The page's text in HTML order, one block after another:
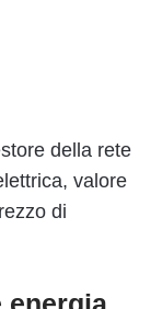
della rete
valore
di